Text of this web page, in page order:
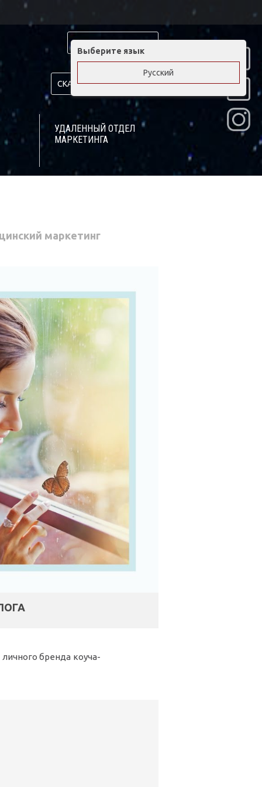
ОТЗЫВЫ КЛИЕНТОВ
СКАЧАТЬ ПРЕЗЕНТАЦИЮ
УДАЛЕННЫЙ ОТДЕЛ
МАРКЕТИНГА
маркетинг
бренда коуча-
Выберите язык
Русский